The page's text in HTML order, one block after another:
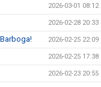
2026-03-01 08:12
2026-02-28 20:33
2026-02-25 22:09
2026-02-25 17:38
2026-02-23 20:55